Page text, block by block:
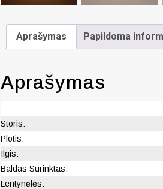
Aprašymas Papildoma
Aprašymas
Storis:
Plotis:
Ilgis:
Baldas Surinktas:
Lentynėlės: